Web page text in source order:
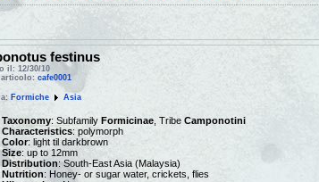
festinus
il: 12/30/10
articolo: cafe0001
Formiche Asia
Taxonomy: Subfamily Formicinae, Tribe Camponotini
Characteristics: polymorph
Color: light til darkbrown
Size: up to 12mm
Distribution: South-East Asia (Malaysia)
Nutrition: Honey- or sugar water, crickets, flies